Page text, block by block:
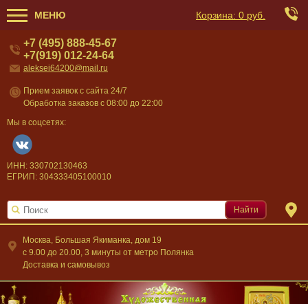
МЕНЮ Корзина: 0 руб.
Москва, Большая Якиманка, дом 19
c 9.00 до 20.00, 3 минуты от метро Полянка
Доставка и самовывоз
+7 (495) 888-45-67
+7(919) 012-24-64
aleksei64200@mail.ru
Прием заявок с сайта 24/7
Обработка заказов с 08:00 до 22:00
Мы в соцсетях:
ИНН: 330702130463
ЕГРИП: 304333405100010
Найти